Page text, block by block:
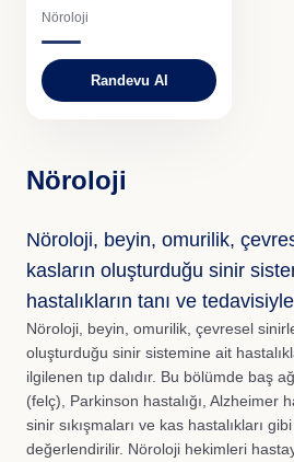
Nöroloji
Randevu Al
Nöroloji
Nöroloji, beyin, omurilik,
kasların oluşturduğu sinir
hastalıkların tanı ve
Nöroloji, beyin, omurilik, çevresel
oluşturduğu sinir sistemine ait
ilgilenen tıp dalıdır. Bu bölümde baş
(felç), Parkinson hastalığı, Alzheimer
sinir sıkışmaları ve kas hastalıkları
değerlendirilir. Nöroloji hekimleri